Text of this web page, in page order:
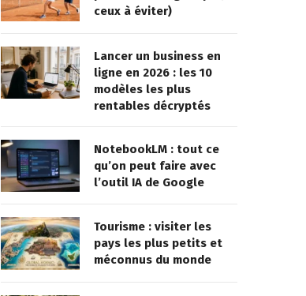
ceux à éviter)
Lancer un business en
ligne en 2026 : les 10
modèles les plus
rentables décryptés
NotebookLM : tout ce
qu’on peut faire avec
l’outil IA de Google
Tourisme : visiter les
pays les plus petits et
méconnus du monde